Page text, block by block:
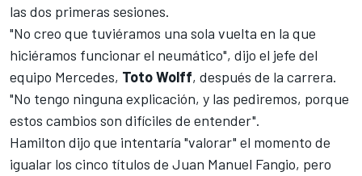
las dos primeras sesiones.
"No creo que tuviéramos una sola vuelta en la que
hiciéramos funcionar el neumático", dijo el jefe del
equipo Mercedes, Toto Wolff, después de la carrera.
"No tengo ninguna explicación, y las pediremos, porque
estos cambios son difíciles de entender".
Hamilton dijo que intentaría "valorar" el momento de
igualar los cinco títulos de Juan Manuel Fangio, pero